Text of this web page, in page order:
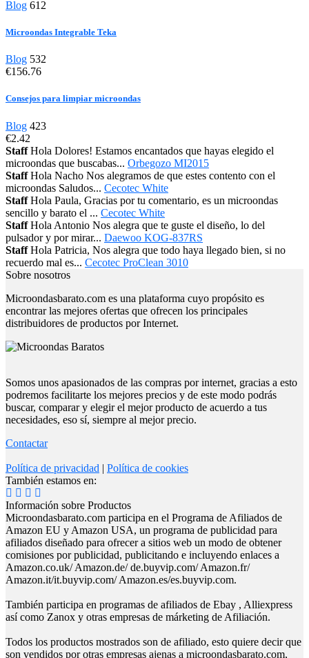
Blog 612
Microondas Integrable Teka
Blog 532
€156.76
Consejos para limpiar microondas
Blog 423
€2.42
StaffHola Dolores! Estamos encantados que hayas elegido el
microondas que buscabas... Orbegozo MI2015
StaffHola Nacho Nos alegramos de que estes contento con el
microondas Saludos... Cecotec White
StaffHola Paula, Gracias por tu comentario, es un microondas
sencillo y barato el ... Cecotec White
StaffHola Antonio Nos alegra que te guste el diseño, lo del
pulsador y por mirar... Daewoo KOG-837RS
StaffHola Patricia, Nos alegra que todo haya llegado bien, si no
recuerdo mal es... Cecotec ProClean 3010
Sobre nosotros
Microondasbarato.com es una plataforma cuyo propósito es
encontrar las mejores ofertas que ofrecen los principales
distribuidores de productos por Internet.
Somos unos apasionados de las compras por internet, gracias a esto
podremos facilitarte los mejores precios y de este modo podrás
buscar, comparar y elegir el mejor producto de acuerdo a tus
necesidades, eso sí, siempre al mejor precio.
Contactar
Política de privacidad | Política de cookies
También estamos en:
Información sobre Productos
Microondasbarato.com participa en el Programa de Afiliados de
Amazon EU y Amazon USA, un programa de publicidad para
afiliados diseñado para ofrecer a sitios web un modo de obtener
comisiones por publicidad, publicitando e incluyendo enlaces a
Amazon.co.uk/ Amazon.de/ de.buyvip.com/ Amazon.fr/
Amazon.it/it.buyvip.com/ Amazon.es/es.buyvip.com.
También participa en programas de afiliados de Ebay , Alliexpress
así como Zanox y otras empresas de márketing de Afiliación.
Todos los productos mostrados son de afiliado, esto quiere decir que
son vendidos por otras empresas ajenas a microondasbarato.com,